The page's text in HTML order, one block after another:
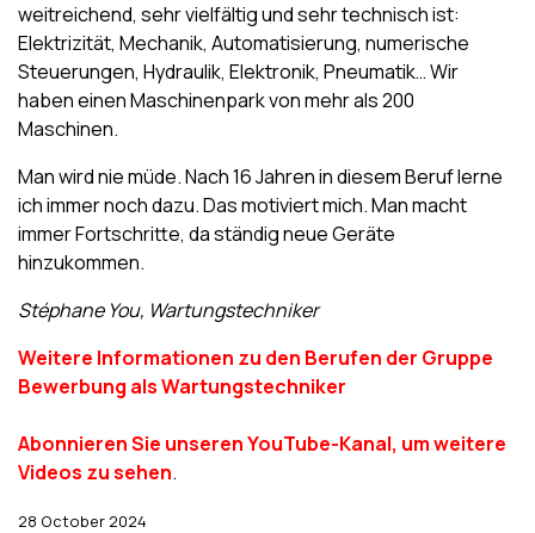
weitreichend, sehr vielfältig und sehr technisch ist:
Elektrizität, Mechanik, Automatisierung, numerische
Steuerungen, Hydraulik, Elektronik, Pneumatik… Wir
haben einen Maschinenpark von mehr als 200
Maschinen.
Man wird nie müde. Nach 16 Jahren in diesem Beruf lerne
ich immer noch dazu. Das motiviert mich. Man macht
immer Fortschritte, da ständig neue Geräte
hinzukommen.
Stéphane You, Wartungstechniker
Weitere Informationen zu den Berufen der Gruppe
Bewerbung als Wartungstechniker
Abonnieren Sie unseren YouTube-Kanal, um weitere
Videos zu sehen.
28 October 2024